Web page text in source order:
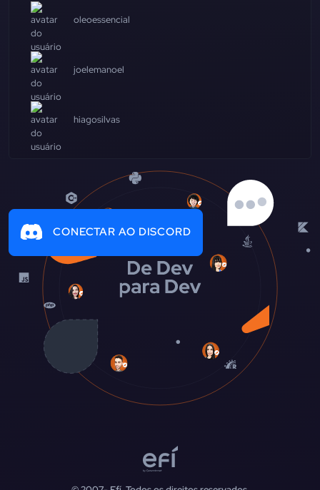
oleoessencial
joelemanoel
hiagosilvas
CONECTAR AO DISCORD